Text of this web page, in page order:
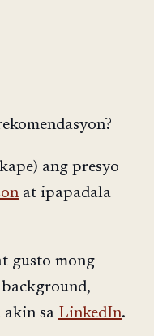
ang presyo
at ipapadala
gusto mong
akin sa LinkedIn.